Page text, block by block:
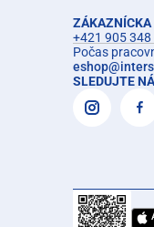
ZÁKAZNÍCKA
+421 905 348
Počas
eshop@
SLEDUJTE